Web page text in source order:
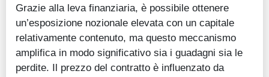
Grazie alla leva finanziaria, è possibile ottenere
un’esposizione nozionale elevata con un capitale
relativamente contenuto, ma questo meccanismo
amplifica in modo significativo sia i guadagni sia le
perdite. Il prezzo del contratto è influenzato da